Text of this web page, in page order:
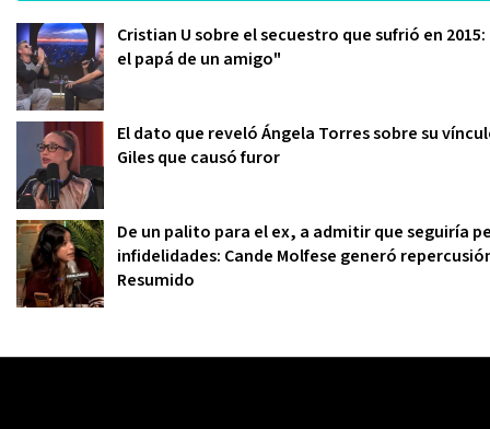
Cristian U sobre el secuestro que sufrió en
el papá de un amigo"
El dato que reveló Ángela Torres sobre su
Giles que causó furor
De un palito para el ex, a admitir que seguiría
infidelidades: Cande Molfese generó
Resumido